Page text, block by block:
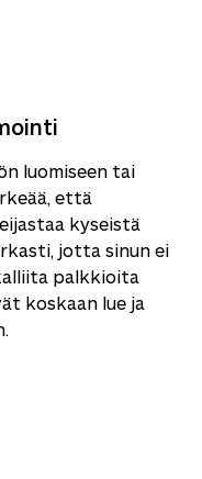
luomiseen tai
että
kyseistä
jotta sinun ei
palkkioita
koskaan lue ja